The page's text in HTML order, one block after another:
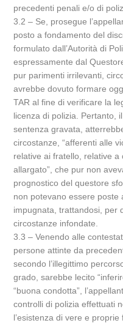
precedenti penali e/o di
3.2 – Se, prosegue
posto a fondamento del
formulato dall’Autorità di
espressamente dal
pur parimenti irrilevanti,
avrebbe dovuto formare
TAR al fine di verificare la
licenza di polizia. Pertanto,
sentenza gravata,
circostanze, “afferenti alle
relative ai fratello, relative
allargato”, che pur non
prognostico del questore
non potevano essere poste
impugnata, trattandosi, per
circostanze infondate.
3.3 – Venendo alle
persone attinte da
secondo l’illegittimo
grado, sarebbe lecito
“buona condotta”,
controlli di polizia effettuati
l’esistenza di vere e